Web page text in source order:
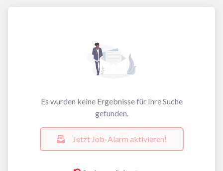
Es wurden keine Ergebnisse für Ihre Suche
gefunden.
Jetzt Job-Alarm aktivieren!